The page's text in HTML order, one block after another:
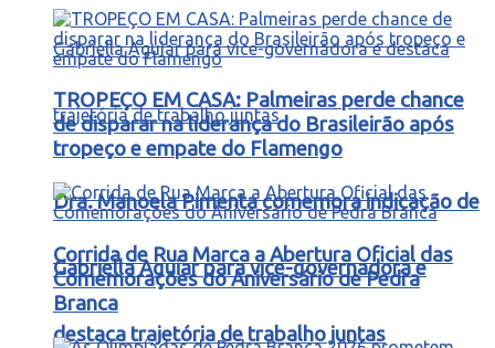
Dra. Manoela Pimenta comemora indicação de
Gabriella Aguiar para vice-governadora e
destaca trajetória de trabalho juntas
TROPEÇO EM CASA: Palmeiras perde chance
de disparar na liderança do Brasileirão após
tropeço e empate do Flamengo
Corrida de Rua Marca a Abertura Oficial das
Comemorações do Aniversário de Pedra
Branca